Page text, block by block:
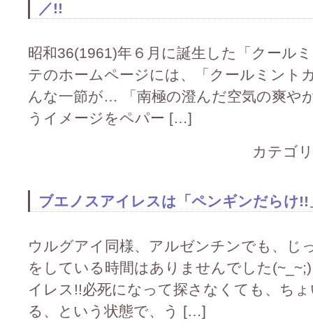
／!!
昭和36(1961)年６月に誕生した「クール
テのホームページには、「クールミント
んな一節が… 「南極の澄んだ空気の爽や
うイメージをペパー […]
カテゴ
ブエノスアイレスは「ペンギンだらけ!!
ウルグアイ同様、アルゼンチンでも、じ
をしている時間はありませんでした
イレス!!必死になって探さなくても、ち
る、という状態で、う […]